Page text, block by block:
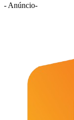
- Anúncio-